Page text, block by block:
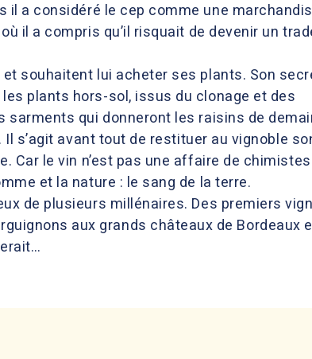
a considéré le cep comme une
il a compris qu’il risquait de devenir un
souhaitent lui acheter ses plants. Son
plants hors-sol, issus du clonage et des
sarments qui donneront les raisins de
s’agit avant tout de restituer au vignoble
Car le vin n’est pas une affaire de chimistes
et la nature : le sang de la terre.
de plusieurs millénaires. Des premiers
aux grands châteaux de Bordeaux